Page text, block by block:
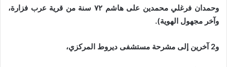
وحمدان فرغلي محمدين على هاشم ٧٢ سنة من قرية عرب فزارة،
وآخر مجهول الهوية).
و2 آخرين إلى مشرحة مستشفى ديروط المركزي،